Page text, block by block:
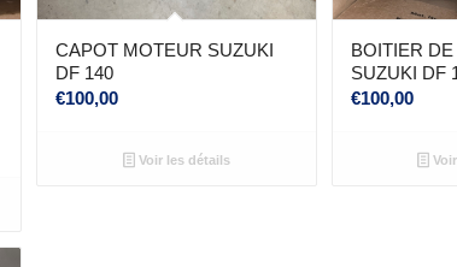
CAPOT MOTEUR SUZUKI
DF 140
€100,00
Voir les détails
BOITIER
SUZUKI DF
€100,00